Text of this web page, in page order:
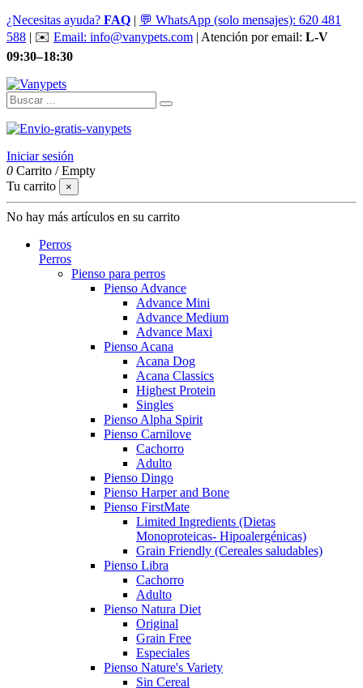
¿Necesitas ayuda? FAQ | 💬 WhatsApp (solo mensajes): 620 481
588 | ✉️ Email: info@vanypets.com | Atención por email: L-V
09:30–18:30
Iniciar sesión
0 Carrito /Empty
Tu carrito
×
No hay más artículos en su carrito
Perros
Perros
Pienso para perros
Pienso Advance
Advance Mini
Advance Medium
Advance Maxi
Pienso Acana
Acana Dog
Acana Classics
Highest Protein
Singles
Pienso Alpha Spirit
Pienso Carnilove
Cachorro
Adulto
Pienso Dingo
Pienso Harper and Bone
Pienso FirstMate
Limited Ingredients (Dietas
Monoproteicas- Hipoalergénicas)
Grain Friendly (Cereales saludables)
Pienso Libra
Cachorro
Adulto
Pienso Natura Diet
Original
Grain Free
Especiales
Pienso Nature's Variety
Sin Cereal